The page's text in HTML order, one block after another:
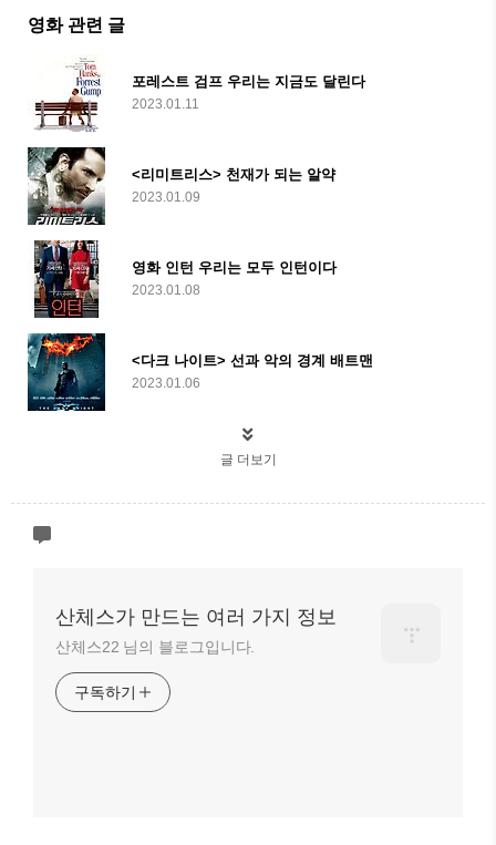
영화 관련 글
포레스트 검프 우리는 지금도 달린다
2023.01.11
<리미트리스> 천재가 되는 알약
2023.01.09
영화 인턴 우리는 모두 인턴이다
2023.01.08
<다크 나이트> 선과 악의 경계 배트맨
2023.01.06
글 더보기
산체스가 만드는 여러 가지 정보
산체스22 님의 블로그입니다.
구독하기